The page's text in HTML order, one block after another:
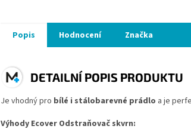
Popis Hodnocení Značka
DETAILNÍ POPIS PRODUKTU
Je vhodný pro bílé i stálobarevné prádlo a je
Výhody Ecover Odstraňovač skvrn: